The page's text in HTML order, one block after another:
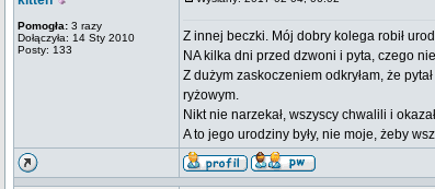
Pomogła: 3 razy
Dołączyła: 14 Sty 2010
Posty: 133
Z innej beczki. Mój dobry kolega robił
NA kilka dni przed dzwoni i pyta, czego
Z dużym zaskoczeniem odkryłam, że
ryżowym.
Nikt nie narzekał, wszyscy chwalili i
A to jego urodziny były, nie moje, żeby